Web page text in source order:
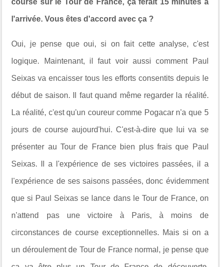
l'arrivée. Vous êtes d'accord avec ça ?
Oui, je pense que oui, si on fait cette analyse, c'est
logique. Maintenant, il faut voir aussi comment Paul
Seixas va encaisser tous les efforts consentits depuis le
début de saison. Il faut quand même regarder la réalité.
La réalité, c'est qu'un coureur comme Pogacar n'a que 5
jours de course aujourd'hui. C'est-à-dire que lui va se
présenter au Tour de France bien plus frais que Paul
Seixas. Il a l'expérience de ses victoires passées, il a
l'expérience de ses saisons passées, donc évidemment
que si Paul Seixas se lance dans le Tour de France, on
n'attend pas une victoire à Paris, à moins de
circonstances de course exceptionnelles. Mais si on a
un déroulement de Tour de France normal, je pense que